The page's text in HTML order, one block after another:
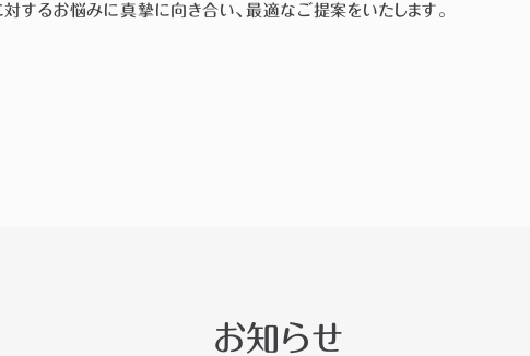
するお悩みに真摯に向き合い、最適なご提案をいたします。
お知らせ